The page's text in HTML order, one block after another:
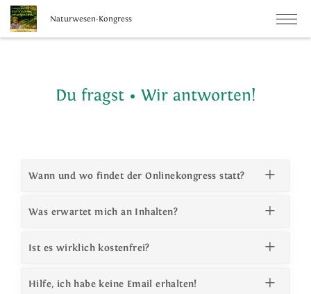
Naturwesen-Kongress
Du fragst • Wir antworten!
Wann und wo findet der Onlinekongress statt?
Was erwartet mich an Inhalten?
Ist es wirklich kostenfrei?
Hilfe, ich habe keine Email erhalten!